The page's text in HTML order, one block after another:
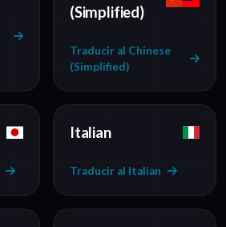
(Simplified)
Traducir al Chinese
(Simplified)
Italian
Traducir al Italian